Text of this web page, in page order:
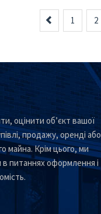
Назад1 2
оцінити об’єкт вашої
продажу, оренді або
майна. Крім цього, ми
питаннях оформлення і